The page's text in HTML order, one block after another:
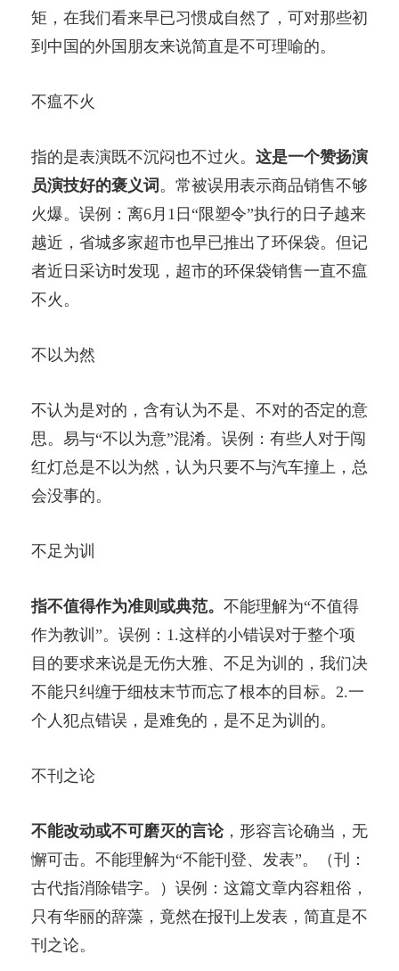
矩，在我们看来早已习惯成自然了，可对那些初
到中国的外国朋友来说简直是不可理喻的。
不瘟不火
指的是表演既不沉闷也不过火。 这是一个赞扬演
员演技好的褒义词 。常被误用表示商品销售不够
火爆。误例：离6月1日“限塑令”执行的日子越来
越近，省城多家超市也早已推出了环保袋。但记
者近日采访时发现，超市的环保袋销售一直不瘟
不火。
不以为然
不认为是对的，含有认为不是、不对的否定的意
思。易与“不以为意”混淆。误例：有些人对于闯
红灯总是不以为然，认为只要不与汽车撞上，总
会没事的。
不足为训
指不值得作为准则或典范。 不能理解为“不值得
作为教训”。误例：1.这样的小错误对于整个项
目的要求来说是无伤大雅、不足为训的，我们决
不能只纠缠于细枝末节而忘了根本的目标。2.一
个人犯点错误，是难免的，是不足为训的。
不刊之论
不能改动或不可磨灭的言论，形容言论确当，无
懈可击。不能理解为“不能刊登、发表”。（刊：
古代指消除错字。）误例：这篇文章内容粗俗，
只有华丽的辞藻，竟然在报刊上发表，简直是不
刊之论。